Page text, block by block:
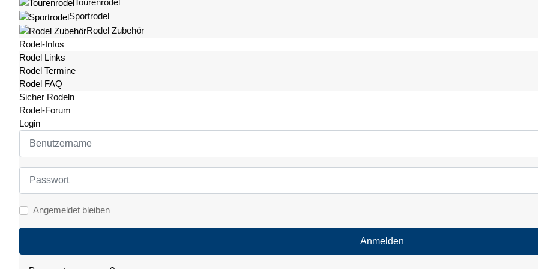
Tourenrodel
Sportrodel
Rodel Zubehör
Rodel-Infos
Rodel Links
Rodel Termine
Rodel FAQ
Sicher Rodeln
Rodel-Forum
Login
Angemeldet bleiben
Anmelden